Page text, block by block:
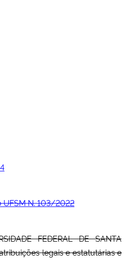
UFSM N. 103/2022
FEDERAL DE SANTA
legais e estatutárias e